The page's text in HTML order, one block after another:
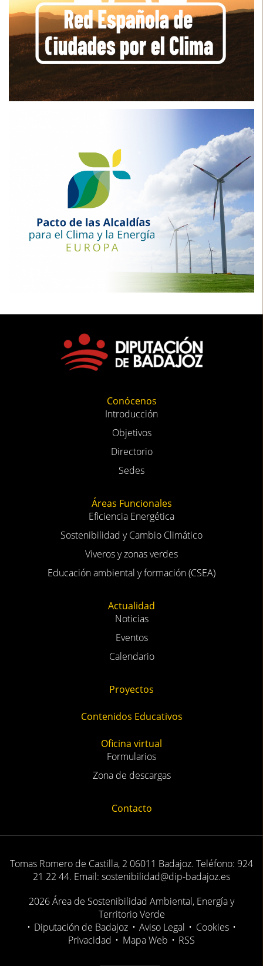
Conócenos
Introducción
Objetivos
Directorio
Sedes
Áreas Funcionales
Eficiencia Energética
Sostenibilidad y Cambio Climático
Viveros y zonas verdes
Educación ambiental y formación (CSEA)
Actualidad
Noticias
Eventos
Calendario
Proyectos
Contenidos Educativos
Oficina virtual
Formularios
Zona de descargas
Contacto
Tomas Romero de Castilla, 2 06011 Badajoz. Teléfono: 924
21 22 44. Email: sostenibilidad@dip-badajoz.es
2026 Área de Sostenibilidad Ambiental, Energía y
Territorio Verde
• Diputación de Badajoz • Aviso Legal • Cookies •
Privacidad • Mapa Web • RSS